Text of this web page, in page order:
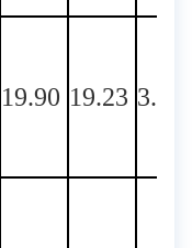
19.90 19.23 3.48